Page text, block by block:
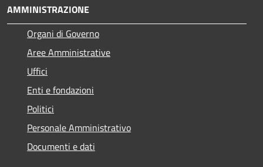
AMMINISTRAZIONE
Organi di Governo
Aree Amministrative
Uffici
Enti e fondazioni
Politici
Personale Amministrativo
Documenti e dati